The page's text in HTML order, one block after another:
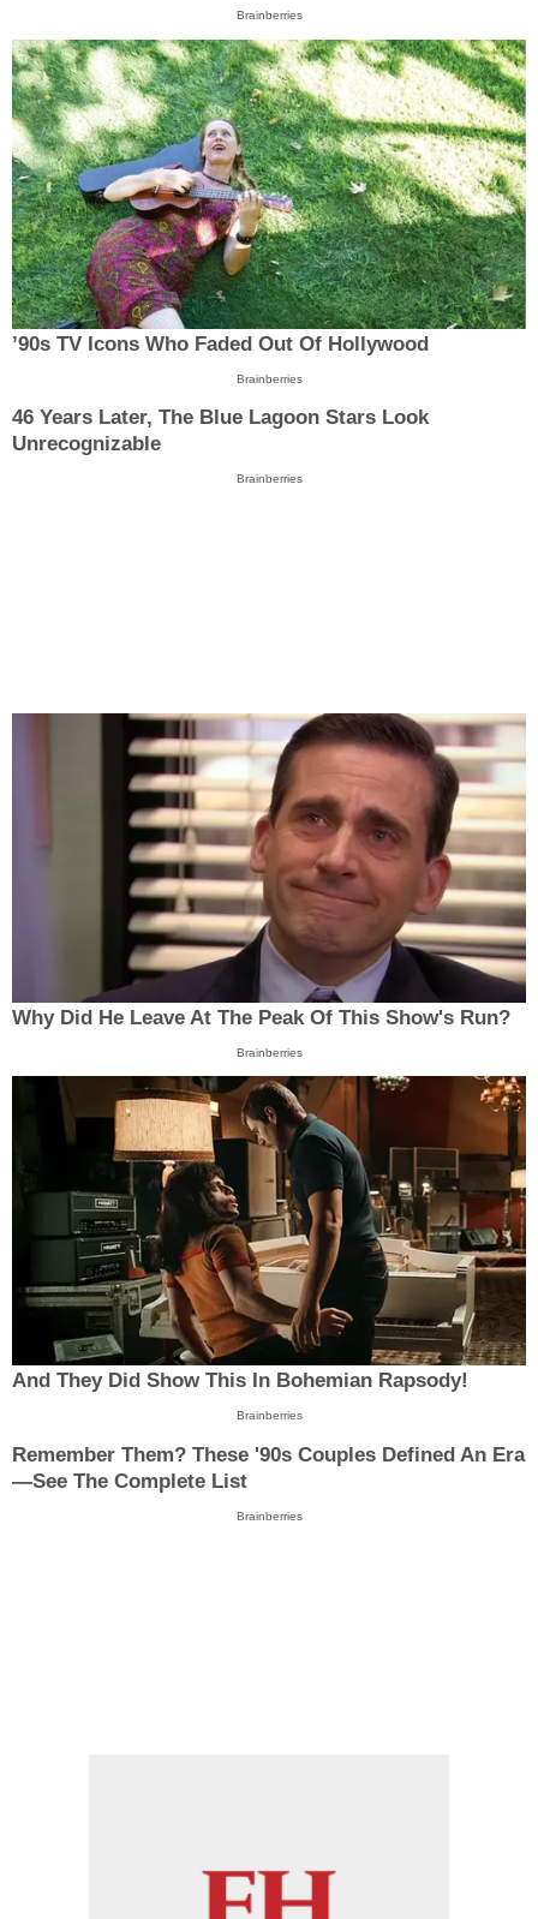
Brainberries
’90s TV Icons Who Faded Out Of Hollywood
Brainberries
46 Years Later, The Blue Lagoon Stars Look
Unrecognizable
Brainberries
Why Did He Leave At The Peak Of This Show's Run?
Brainberries
And They Did Show This In Bohemian Rapsody!
Brainberries
Remember Them? These '90s Couples Defined An Era
—See The Complete List
Brainberries